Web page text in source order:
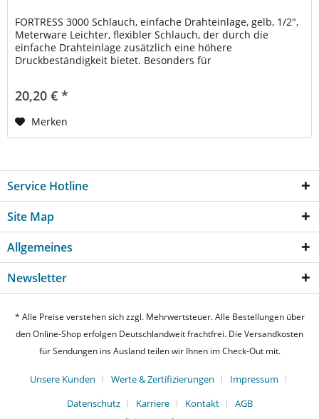
FORTRESS 3000 Schlauch, einfache Drahteinlage, gelb, 1/2",
Meterware Leichter, flexibler Schlauch, der durch die
einfache Drahteinlage zusätzlich eine höhere
Druckbeständigkeit bietet. Besonders für
20,20 € *
Merken
Service Hotline
Site Map
Allgemeines
Newsletter
* Alle Preise verstehen sich zzgl. Mehrwertsteuer. Alle Bestellungen über
den Online-Shop erfolgen Deutschlandweit frachtfrei. Die Versandkosten
für Sendungen ins Ausland teilen wir Ihnen im Check-Out mit.
Unsere Kunden Werte & Zertifizierungen
Impressum
Datenschutz
Karriere Kontakt
AGB